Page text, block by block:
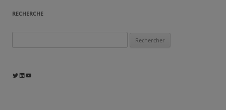
RECHERCHE
Twitter
LinkedIn
YouTube